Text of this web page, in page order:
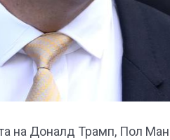
на Доналд Трамп, Пол